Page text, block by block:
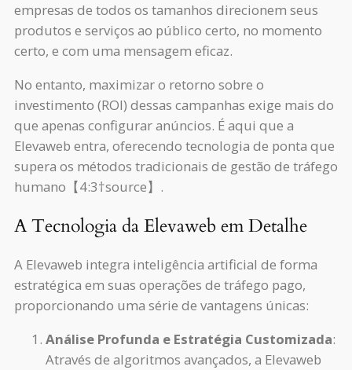
empresas de todos os tamanhos direcionem seus
produtos e serviços ao público certo, no momento
certo, e com uma mensagem eficaz.
No entanto, maximizar o retorno sobre o
investimento (ROI) dessas campanhas exige mais do
que apenas configurar anúncios. É aqui que a
Elevaweb entra, oferecendo tecnologia de ponta que
supera os métodos tradicionais de gestão de tráfego
humano【4:3†source】.
A Tecnologia da Elevaweb em Detalhe
A Elevaweb integra inteligência artificial de forma
estratégica em suas operações de tráfego pago,
proporcionando uma série de vantagens únicas:
Análise Profunda e Estratégia Customizada:
Através de algoritmos avançados, a Elevaweb